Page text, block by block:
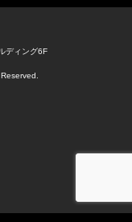
ディング6F